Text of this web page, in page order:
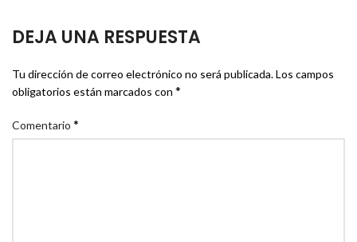
DEJA UNA RESPUESTA
Tu dirección de correo electrónico no será publicada.Los campos
obligatorios están marcados con *
Comentario *